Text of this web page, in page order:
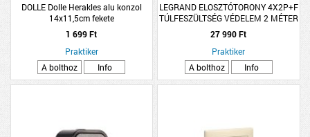
DOLLE Dolle Herakles alu konzol
14x11,5cm fekete
1 699 Ft
Praktiker
A bolthoz
Info
LEGRAND ELOSZTÓTORONY 4X2P+F
TÚLFESZÜLTSÉG VÉDELEM 2 MÉTER
VEZETÉK FEHÉR-FEKETE
27 990 Ft
Praktiker
A bolthoz
Info